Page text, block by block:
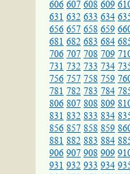
606 607 608 609
631 632 633 634
656 657 658 659
681 682 683 684
706 707 708 709
731 732 733 734
756 757 758 759
781 782 783 784
806 807 808 809
831 832 833 834
856 857 858 859
881 882 883 884
906 907 908 909
931 932 933 934